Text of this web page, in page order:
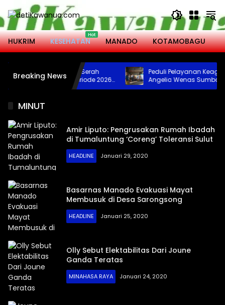
Langsung
ke
konten
HUKRIM
KESEHATAN MANADO KOTAMOBAGU
Breaking News
Kotamobagu Hadiri Serah
Ketua DWP Periode 2026-
Peduli Pelayanan
Angelia Wenas Sumbang
Jenazah untuk Umat Hindu
MINUT
Amir Liputo: Pengrusakan Rumah Ibadah
di Tumaluntung ‘Coreng’ Toleransi Sulut
HEADLINE Januari 29, 2020
Basarnas Manado Evakuasi Mayat
Membusuk di Desa Sarongsong
HEADLINE Januari 25, 2020
Olly Sebut Elektabilitas Dari Joune
Ganda Teratas
MINAHASA RAYA Januari 24, 2020